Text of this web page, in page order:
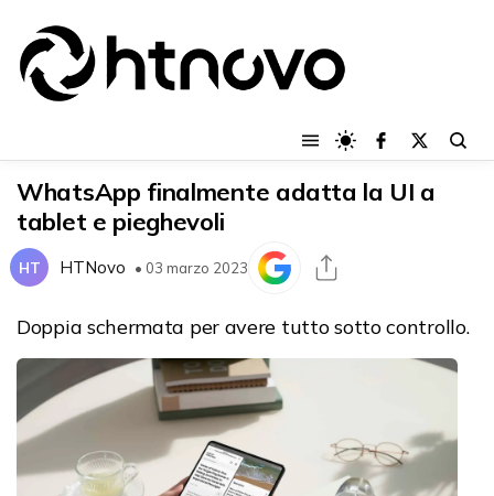
WhatsApp finalmente adatta la UI a
tablet e pieghevoli
HT HTNovo • 03 marzo 2023
Doppia schermata per avere tutto sotto controllo.